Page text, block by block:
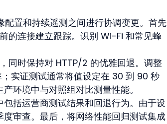
置和持续遥测之间进行协调变更。首先
的连接建立跟踪。识别 Wi-Fi 和常见蜂
同时保持对 HTTP/2 的优雅回退。调整
实证测试通常将值设定在 30 到 90 秒
环境中与对照组对比测量性能。
括运营商测试结果和回退行为。由于设
审查。最后，将网络性能回归测试集成